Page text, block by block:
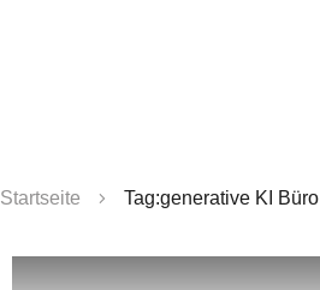
Startseite Tag:generative KI Büro